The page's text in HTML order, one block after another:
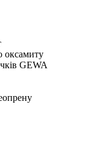
оксамиту
GEWA